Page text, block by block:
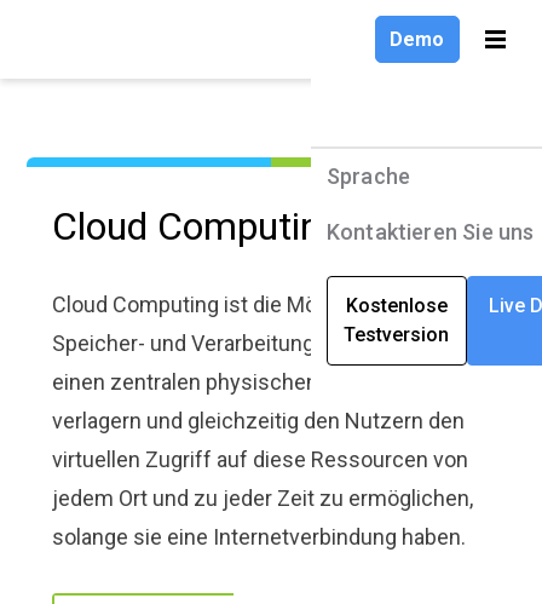
Demo
Produkte
Lösungen
Unternehmen
Ressourcen
Sprache
Deutsch
Sprache
Kontaktieren Sie uns
Kostenlose
Testversion
Live
Demo
Produkte
Lösungen
Unternehmen
Ressourcen
Sprache
English
Deutsch
Français
Sprache
Kontaktieren Sie uns
Kostenlose
Testversion
Live
Cloud Computing
Cloud Computing ist die Möglichkeit,
Speicher- und Verarbeitungsleistung auf
einen zentralen physischen Server zu
verlagern und gleichzeitig den Nutzern den
virtuellen Zugriff auf diese Ressourcen von
jedem Ort und zu jeder Zeit zu ermöglichen,
solange sie eine Internetverbindung haben.